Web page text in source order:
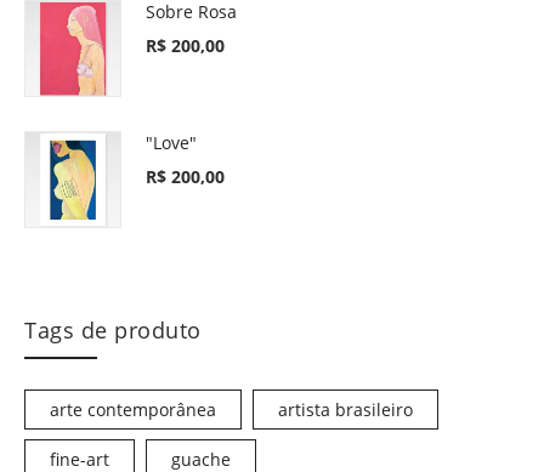
Sobre Rosa
R$ 200,00
"Love"
R$ 200,00
Tags de produto
arte contemporânea artista brasileiro
fine-art guache